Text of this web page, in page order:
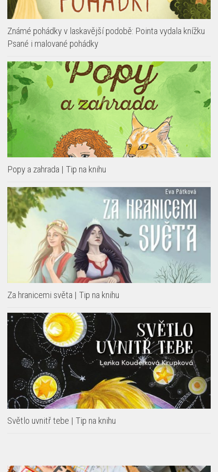
Známé pohádky v laskavější podobě: Pointa vydala knížku
Psané i malované pohádky
Popy a zahrada | Tip na knihu
Za hranicemi světa | Tip na knihu
Světlo uvnitř tebe | Tip na knihu